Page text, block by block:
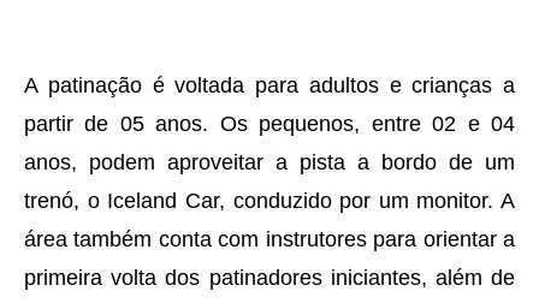
A patinação é voltada para adultos e crianças a
partir de 05 anos. Os pequenos, entre 02 e 04
anos, podem aproveitar a pista a bordo de um
trenó, o Iceland Car, conduzido por um monitor. A
área também conta com instrutores para orientar a
primeira volta dos patinadores iniciantes, além de